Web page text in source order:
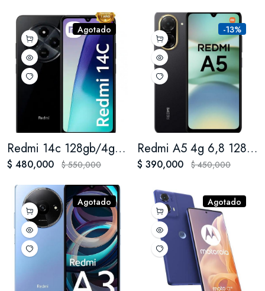
Agotado
Redmi 14c 128gb/4gb Ram
$ 480,000 $ 550,000
-13%
Redmi A5 4g 6,8 128gb 4gb Ram Cámara 32mpx
$ 390,000 $ 450,000
Agotado Agotado